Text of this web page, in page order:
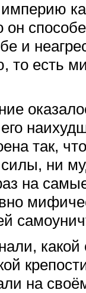
и
то есть
его
так,
ни
на
на